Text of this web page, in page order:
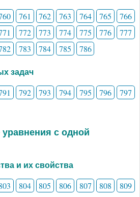
761 762 763 764 765
766
772 773 774 775 776
777
783 784 785 786
задач
792 793 794 795 796
797
с одной
и их свойства
804 805 806 807 808 809